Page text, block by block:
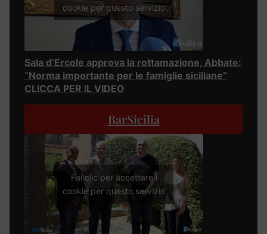
cookie per questo servizio
Sala d’Ercole approva la rottamazione, Abbate:
“Norma importante per le famiglie siciliane”
CLICCA PER IL VIDEO
BarSicilia
Fai clic per accettare i
cookie per questo servizio